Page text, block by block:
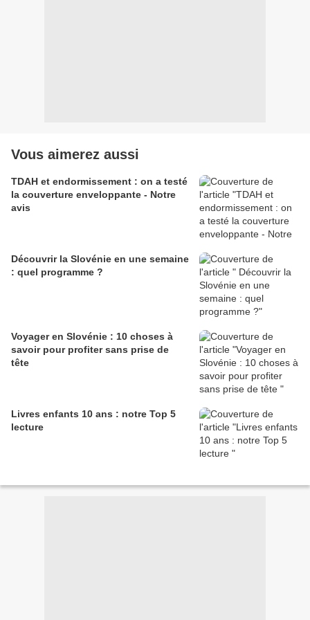
Vous aimerez aussi
TDAH et endormissement : on a testé
la couverture enveloppante - Notre
avis
Découvrir la Slovénie en une semaine
: quel programme ?
Voyager en Slovénie : 10 choses à
savoir pour profiter sans prise de
tête
Livres enfants 10 ans : notre Top 5
lecture